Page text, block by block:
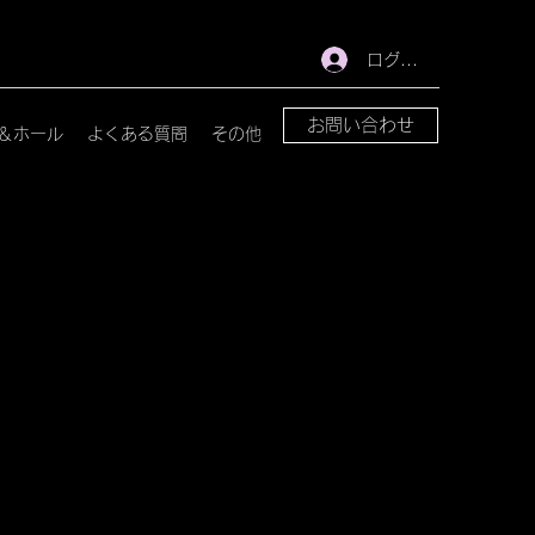
ログイン
ホール よくある質問 その他 お問い合わせ